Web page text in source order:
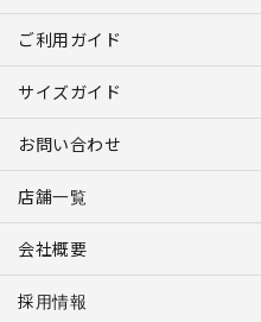
ご利用ガイド
サイズガイド
お問い合わせ
店舗一覧
会社概要
採用情報